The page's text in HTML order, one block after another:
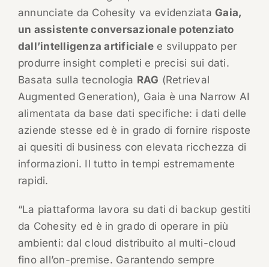
annunciate da Cohesity va evidenziataGaia,
un assistente conversazionale potenziato
dall’intelligenza artificialee sviluppato per
produrre insight completi e precisi sui dati.
Basata sulla tecnologia RAG (Retrieval
Augmented Generation), Gaia è una Narrow AI
alimentata da base dati specifiche: i dati delle
aziende stesse ed è in grado di fornire risposte
ai quesiti di business con elevata ricchezza di
informazioni. Il tutto in tempi estremamente
rapidi.
“La piattaforma lavora su dati di backup gestiti
da Cohesity ed è in grado di operare in più
ambienti: dal cloud distribuito al multi-cloud
fino all’on-premise. Garantendo sempre